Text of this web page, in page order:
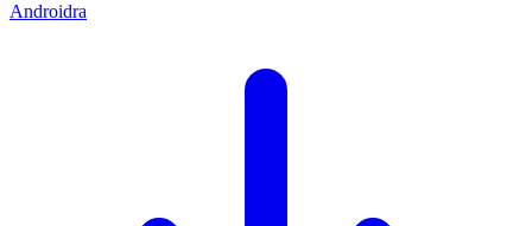
Androidra